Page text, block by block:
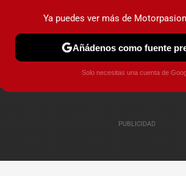
PRUEBAS COCHES ELÉCTRICOS
Ya puedes ver más de
Añádenos como fuente
Solo necesitas una cuenta de